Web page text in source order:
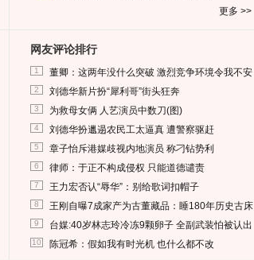
更多 >>
网友评论排行
1 董卿：这两年没什么突破 激烈竞争环境令我不安
2 刘德华新片扮“犀利哥”街头狂奔
3 为救母女俩 人艺演员中数刀(图)
4 刘德华扮邋遢农民工太逼真 遭警察驱赶
5 章子怡斥港媒歧视内地演员 称刁钻势利
6 律师：于正不构成侵权 只能道德谴责
7 王力宏否认“辱华”：别给歌词扣帽子
8 王刚自曝7成家产为古董藏品：睡180年历史古床
9 台媒:40岁林志玲冷冻9颗卵子 全副武装怕被认出
10 陈冠希：假如我有时光机 也什么都不改